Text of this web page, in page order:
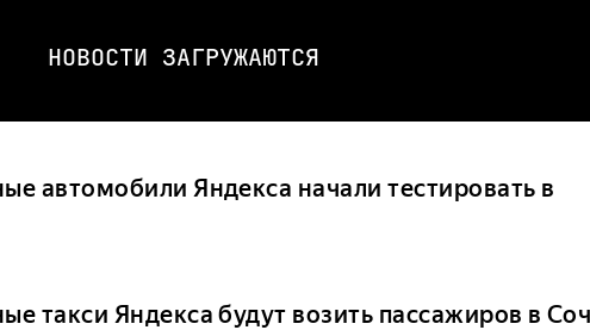
НОВОСТИ ЗАГРУЖАЮТСЯ
автомобили Яндекса начали тестировать в
такси Яндекса будут возить пассажиров в